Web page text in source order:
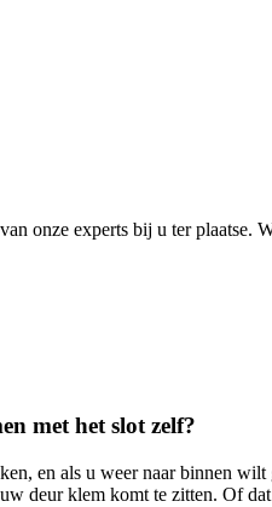
onze experts bij u ter plaatse.
met het slot zelf?
en als u weer naar binnen
deur klem komt te zitten. Of